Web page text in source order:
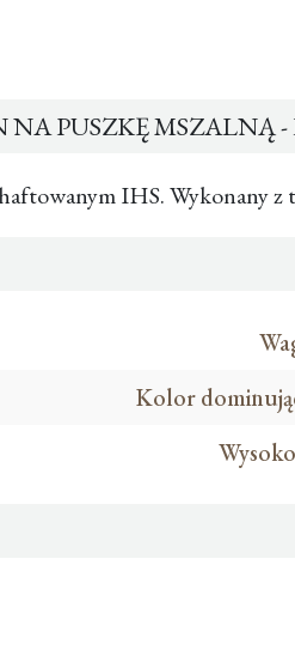
PUSZKĘ MSZALNĄ
IHS. Wykonany
Kolor